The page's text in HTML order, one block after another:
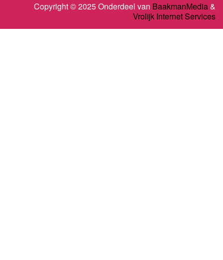
Copyright © 2025 Onderdeel van BaakmanMedia&
Vrolijk Internet Services